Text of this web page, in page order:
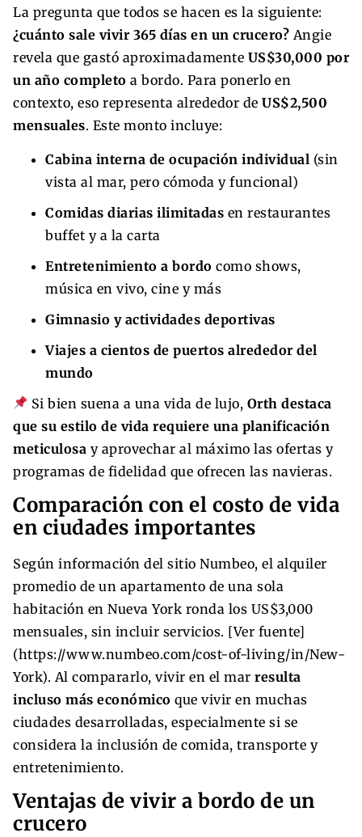
La pregunta que todos se hacen es la siguiente:
¿cuánto sale vivir 365 días en un crucero? Angie
revela que gastó aproximadamente US$30,000 por
un año completo a bordo. Para ponerlo en
contexto, eso representa alrededor de US$2,500
mensuales. Este monto incluye:
Cabina interna de ocupación individual (sin
vista al mar, pero cómoda y funcional)
Comidas diarias ilimitadas en restaurantes
buffet y a la carta
Entretenimiento a bordo como shows,
música en vivo, cine y más
Gimnasio y actividades deportivas
Viajes a cientos de puertos alrededor del
mundo
Si bien suena a una vida de lujo, Orth destaca
que su estilo de vida requiere una planificación
meticulosa y aprovechar al máximo las ofertas y
programas de fidelidad que ofrecen las navieras.
Comparación con el costo de vida
en ciudades importantes
Según información del sitio Numbeo, el alquiler
promedio de un apartamento de una sola
habitación en Nueva York ronda los US$3,000
mensuales, sin incluir servicios. [Ver fuente]
(https://www.numbeo.com/cost-of-living/in/New-
York). Al compararlo, vivir en el mar resulta
incluso más económico que vivir en muchas
ciudades desarrolladas, especialmente si se
considera la inclusión de comida, transporte y
entretenimiento.
Ventajas de vivir a bordo de un
crucero